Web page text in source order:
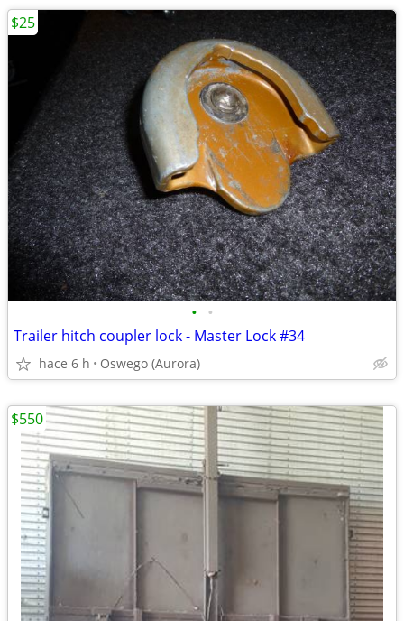
• •
Trailer hitch coupler lock - Master Lock #34
hace 6 h Oswego (Aurora)
$25
$550